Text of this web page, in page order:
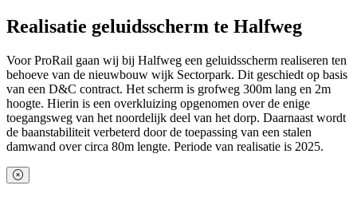
Realisatie geluidsscherm te Halfweg
Voor ProRail gaan wij bij Halfweg een geluidsscherm realiseren ten
behoeve van de nieuwbouw wijk Sectorpark. Dit geschiedt op basis
van een D&C contract. Het scherm is grofweg 300m lang en 2m
hoogte. Hierin is een overkluizing opgenomen over de enige
toegangsweg van het noordelijk deel van het dorp. Daarnaast wordt
de baanstabiliteit verbeterd door de toepassing van een stalen
damwand over circa 80m lengte. Periode van realisatie is 2025.